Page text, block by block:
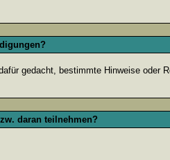
gedacht, bestimmte Hinweise oder
daran teilnehmen?